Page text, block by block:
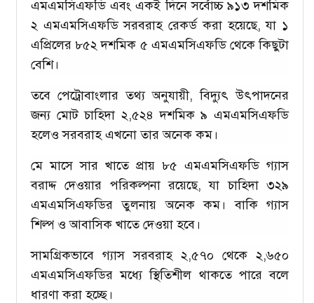
এমএমসিএফডি এবং একই দিনে সর্বোচ্চ ৯১৩ দশমিক
২ এমএমসিএফডি সরবরাহ রেকর্ড করা হয়েছে, যা ১
এপ্রিলের ৮৫২ দশমিক ৫ এমএমসিএফডি থেকে কিছুটা
বেশি।
তবে পেট্রোবাংলার তথ্য অনুযায়ী, বিদ্যুৎ উৎপাদনের
জন্য মোট চাহিদা ২,৫২৪ দশমিক ৯ এমএমসিএফডি
হলেও সরবরাহ এখনো তার অনেক কম।
মে মাসে সার খাতে প্রায় ৮৫ এমএমসিএফডি গ্যাস
বরাদ্দ দেওয়ার পরিকল্পনা রয়েছে, যা চাহিদা ৩২৯
এমএমসিএফডির তুলনায় অনেক কম। বাকি গ্যাস
শিল্প ও আবাসিক খাতে দেওয়া হবে।
সামগ্রিকভাবে গ্যাস সরবরাহ ২,৫৭০ থেকে ২,৬৫০
এমএমসিএফডির মধ্যে স্থিতিশীল থাকতে পারে বলে
ধারণা করা হচ্ছে।